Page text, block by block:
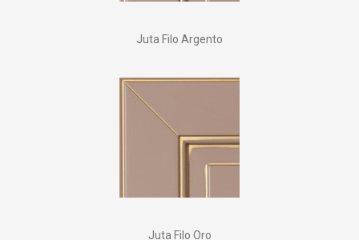
Juta Filo Argento
Juta Filo Oro